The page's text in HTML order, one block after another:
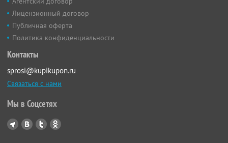
Лицензионный договор
Публичная оферта
Политика конфиденциальности
Контакты
sprosi@kupikupon.ru
Связаться с нами
Мы в Соцсетях